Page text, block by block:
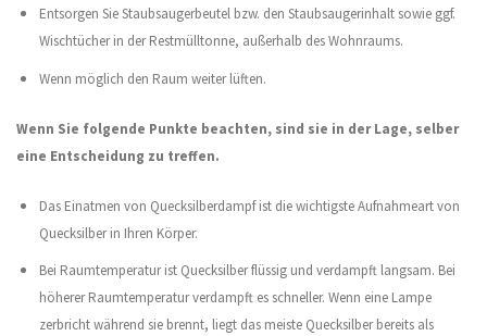
Entsorgen Sie Staubsaugerbeutel bzw. den Staubsaugerinhalt sowie ggf.
Wischtücher in der Restmülltonne, außerhalb des Wohnraums.
Wenn möglich den Raum weiter lüften.
Wenn Sie folgende Punkte beachten, sind sie in der Lage, selber
eine Entscheidung zu treffen.
Das Einatmen von Quecksilberdampf ist die wichtigste Aufnahmeart von
Quecksilber in Ihren Körper.
Bei Raumtemperatur ist Quecksilber flüssig und verdampft langsam. Bei
höherer Raumtemperatur verdampft es schneller. Wenn eine Lampe
zerbricht während sie brennt, liegt das meiste Quecksilber bereits als